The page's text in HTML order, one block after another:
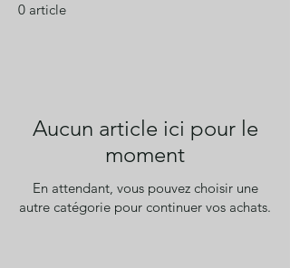
0 article
Aucun article ici pour le
moment
En attendant, vous pouvez choisir une
autre catégorie pour continuer vos achats.